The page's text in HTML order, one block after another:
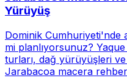
Yürüyüş
Dominik Cumhuriyeti'nde
mi planlıyorsunuz?
turları, dağ yürüyüşleri
Jarabacoa macera